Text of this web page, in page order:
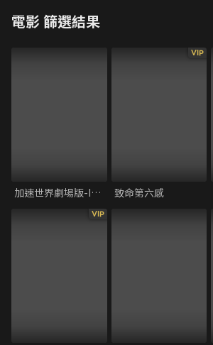
電影篩選結果
加速世界劇場版-INFINITE∞ BURST
VIP
致命第六感
VIP